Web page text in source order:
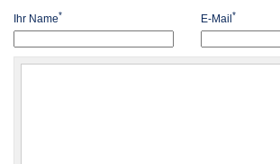
Ihr Name* E-Mail*